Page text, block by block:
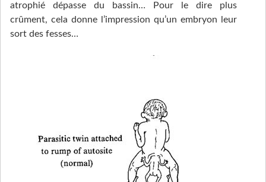
atrophié dépasse du bassin… Pour le dire plus
crûment, cela donne l’impression qu’un embryon leur
sort des fesses…